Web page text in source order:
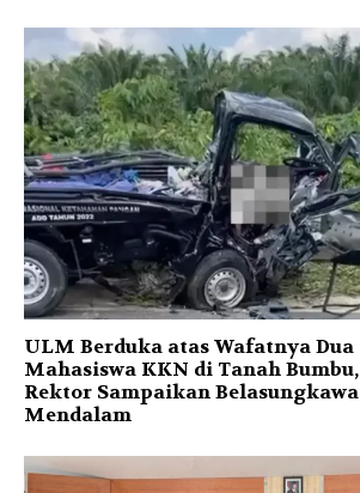
ULM Berduka atas Wafatnya Dua
Mahasiswa KKN di Tanah Bumbu,
Rektor Sampaikan Belasungkawa
Mendalam